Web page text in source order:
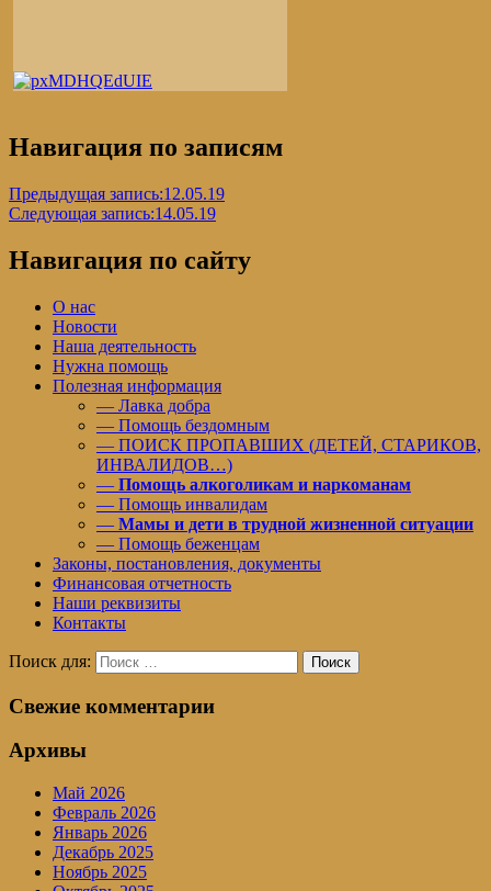
Навигация по записям
Предыдущая запись:12.05.19
Следующая запись:14.05.19
Навигация по сайту
О нас
Новости
Наша деятельность
Нужна помощь
Полезная информация
— Лавка добра
— Помощь бездомным
— ПОИСК ПРОПАВШИХ (ДЕТЕЙ, СТАРИКОВ,
ИНВАЛИДОВ…)
— Помощь алкоголикам и наркоманам
— Помощь инвалидам
— Мамы и дети в трудной жизненной ситуации
— Помощь беженцам
Законы, постановления, документы
Финансовая отчетность
Наши реквизиты
Контакты
Поиск для: Поиск
Свежие комментарии
Архивы
Май 2026
Февраль 2026
Январь 2026
Декабрь 2025
Ноябрь 2025